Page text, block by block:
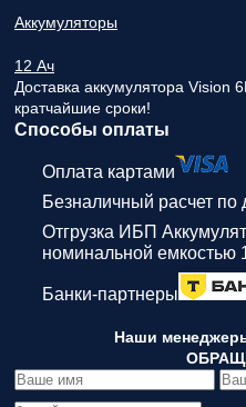
Аккумуляторы
12 Ач
Доставка аккумулятора Vision
кратчайшие сроки!
Способы оплаты
Оплата картами
Безналичный расчет по
Отгрузка ИБП
номинальной емкостью
Банки-партнеры
Наши